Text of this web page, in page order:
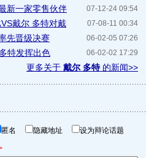
07-12-24 09:54
新一家零售伙伴
07-08-11 00:34
戴尔 多特对戴
06-02-05 07:26
先晋级决赛
06-02-02 17:29
特发挥出色
更多关于 戴尔 多特的新闻>>
匿名 隐藏地址 设为辩论话题